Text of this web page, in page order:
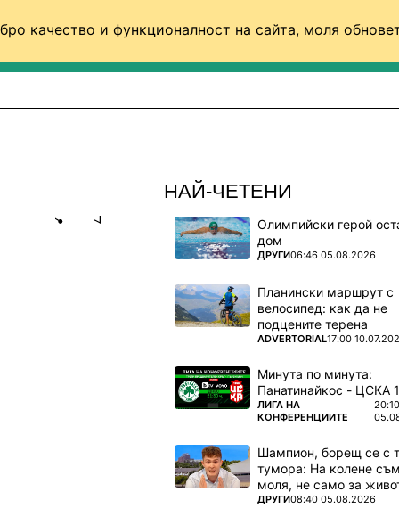
качество и функционалност на сайта, моля
НАЙ-ЧЕТЕНИ
Олимпийски герой
дом
ПОВЕЧЕ ОТ
ДРУГИ06:46 05.08.2026
Планински маршрут с
велосипед: как да не
подцените терена
ПОВЕЧЕ ОТ
ADVERTORIAL17:00
Минута по минута:
ПОВЕЧЕ ОТ
ЛИГА НА
КОНФЕРЕНЦИИТЕ
20:10
Шампион, борещ се с
тумора: На колене
моля, не само за
ПОВЕЧЕ ОТ
ДРУГИ08:40 05.08.2026